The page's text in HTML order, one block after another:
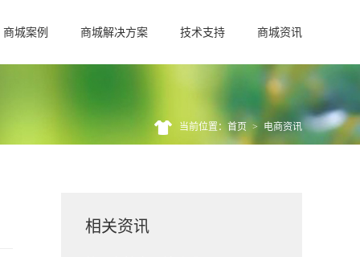
商城案例 商城解决方案 技术支持 商城资讯
当前位置：首页 > 电商资讯
相关资讯